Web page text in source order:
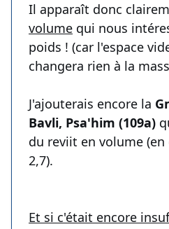
Il apparaît donc
volume qui nous
poids ! (car l'espace
changera rien à la
J'ajouterais encore la
Bavli, Psa'him (109a)
du reviit en volume
2,7).
Et si c'était encore